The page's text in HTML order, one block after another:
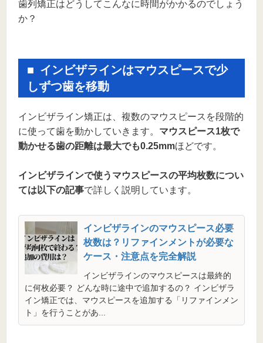
歯列矯正はどうしてこんなに時間がかかるのでしょう
か？
インビザラインはマウスピースで少
しずつ歯を移動
インビザライン矯正は、複数のマウスピースを段階的
に使って歯を動かしていきます。 マウスピース1枚で
動かせる歯の距離は最大でも0.25mmほどです。
インビザラインで使うマウスピースの平均枚数につい
ては以下の記事で詳しく説明しています。
インビザラインのマウスピース必要
枚数は？リファインメントが必要な
ケース・注意点を完全解説
インビザラインのマウスピースは最終的
に何枚必要？ どんな時に途中で追加するの？ インビザラ
イン矯正では、マウスピースを追加する「リファインメン
ト」を行うことがあ...